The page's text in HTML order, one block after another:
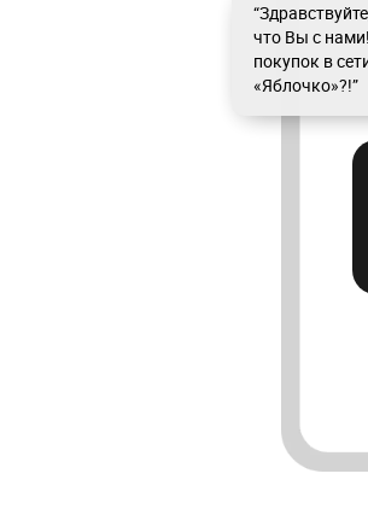
что Вы с
покупок в
«Яблочко»?!”